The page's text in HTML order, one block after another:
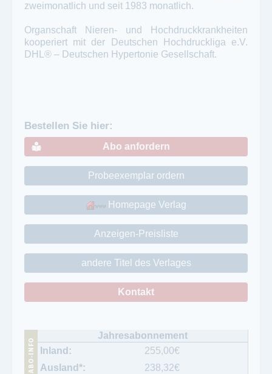
zweimonatlich und seit 1983 monatlich.
Organschaft Nieren- und Hochdruckkrankheiten
kooperiert mit der Deutschen Hochdruckliga e.V.
DHL® – Deutschen Hypertonie Gesellschaft.
Bestellen Sie hier:
Abo anfordern
Probeexemplar ordern
Homepage Verlag
Anzeigen-Preisliste
andere Titel des Verlages
Kontakt
255,00€
238,32€